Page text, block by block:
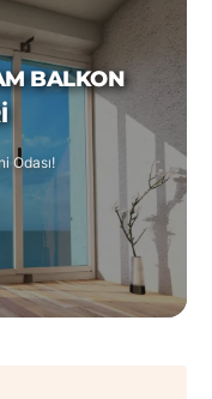
BALKON
Odası!